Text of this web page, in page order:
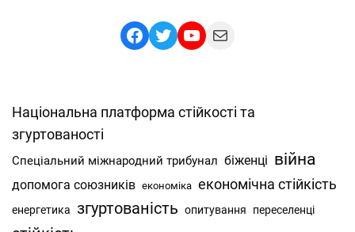
Facebook
TwitterYouTube
Mail
Національна платформа стійкості та
згуртованості
Спеціальний міжнародний трибунал біженці війна
допомога союзників економіка економічна стійкість
енергетика згуртованість опитування переселенці